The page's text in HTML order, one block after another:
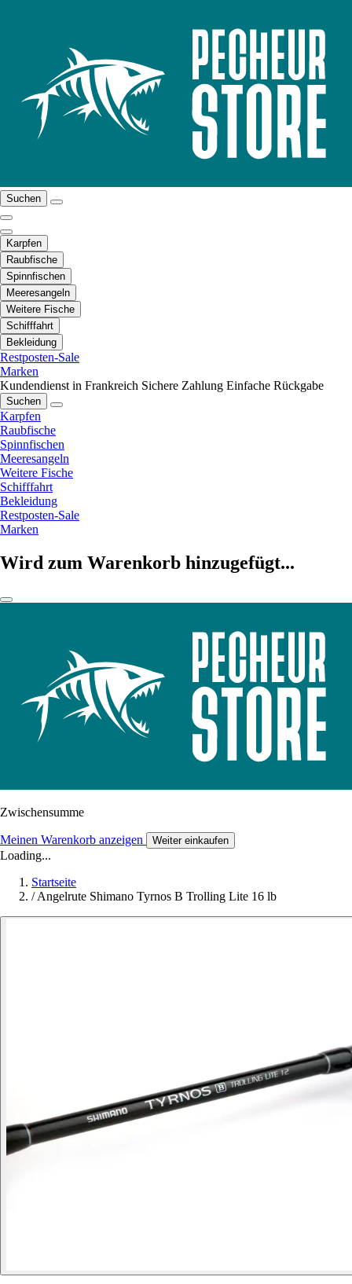
Suchen
Karpfen
Raubfische
Spinnfischen
Meeresangeln
Weitere Fische
Schifffahrt
Bekleidung
Restposten-Sale
Marken
Kundendienst in Frankreich Sichere Zahlung Einfache Rückgabe
Suchen
Karpfen
Raubfische
Spinnfischen
Meeresangeln
Weitere Fische
Schifffahrt
Bekleidung
Restposten-Sale
Marken
Wird zum Warenkorb hinzugefügt...
Zwischensumme
Meinen Warenkorb anzeigen Weiter einkaufen
Loading...
Startseite
/ Angelrute Shimano Tyrnos B Trolling Lite 16 lb